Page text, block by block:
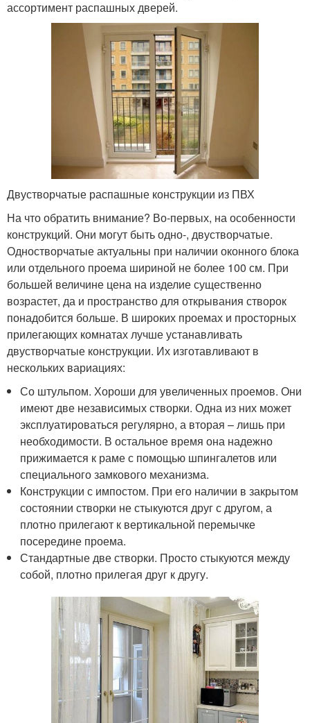
ассортимент распашных дверей.
Двустворчатые распашные конструкции из ПВХ
На что обратить внимание? Во-первых, на особенности
конструкций. Они могут быть одно-, двустворчатые.
Одностворчатые актуальны при наличии оконного блока
или отдельного проема шириной не более 100 см. При
большей величине цена на изделие существенно
возрастет, да и пространство для открывания створок
понадобится больше. В широких проемах и просторных
прилегающих комнатах лучше устанавливать
двустворчатые конструкции. Их изготавливают в
нескольких вариациях:
Со штульпом. Хороши для увеличенных проемов. Они
имеют две независимых створки. Одна из них может
эксплуатироваться регулярно, а вторая – лишь при
необходимости. В остальное время она надежно
прижимается к раме с помощью шпингалетов или
специального замкового механизма.
Конструкции с импостом. При его наличии в закрытом
состоянии створки не стыкуются друг с другом, а
плотно прилегают к вертикальной перемычке
посередине проема.
Стандартные две створки. Просто стыкуются между
собой, плотно прилегая друг к другу.